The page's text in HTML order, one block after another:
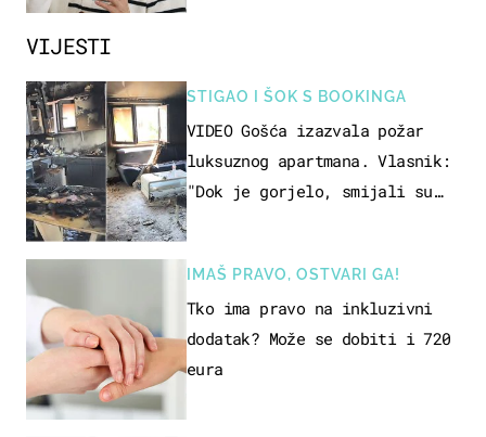
VIJESTI
STIGAO I ŠOK S BOOKINGA
VIDEO Gošća izazvala požar
luksuznog apartmana. Vlasnik:
"Dok je gorjelo, smijali su
IMAŠ PRAVO, OSTVARI GA!
Tko ima pravo na inkluzivni
dodatak? Može se dobiti i 720
eura